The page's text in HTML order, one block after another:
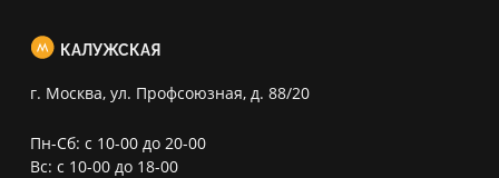
КАЛУЖСКАЯ
г. Москва, ул. Профсоюзная, д. 88/20
Пн-Сб: с 10-00 до 20-00
Вс: с 10-00 до 18-00